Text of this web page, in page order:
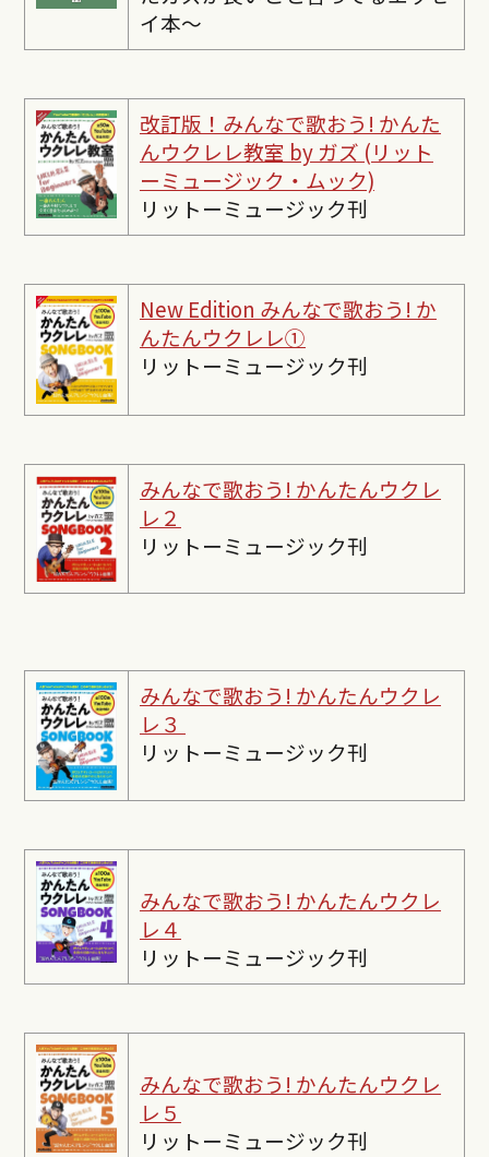
イ本〜
改訂版！みんなで歌おう! かんた
んウクレレ教室 by ガズ (リット
ーミュージック・ムック)
リットーミュージック刊
New Edition みんなで歌おう! か
んたんウクレレ①
リットーミュージック刊
みんなで歌おう! かんたんウクレ
レ２
リットーミュージック刊
みんなで歌おう! かんたんウクレ
レ３
リットーミュージック刊
みんなで歌おう! かんたんウクレ
レ４
リットーミュージック刊
みんなで歌おう! かんたんウクレ
レ５
リットーミュージック刊